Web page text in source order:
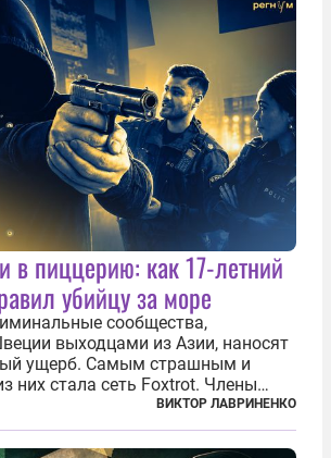
в пиццерию: как 17-летний
убийцу за море
сообщества,
выходцами из Азии, наносят
ущерб. Самым страшным и
них стала сеть Foxtrot. Члены
убивают и грабят шведов,
на наркотики, но и совершают
более страшное — массово...
ВИКТОР ЛАВРИНЕНКО